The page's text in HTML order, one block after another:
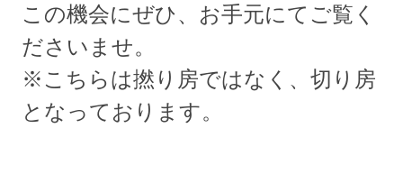
この機会にぜひ、お手元にてご覧く
ださいませ。
※こちらは撚り房ではなく、切り房
となっております。